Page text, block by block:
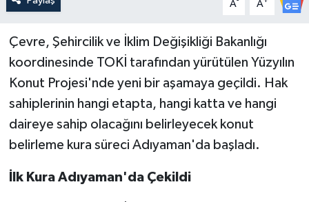
A A
Çevre, Şehircilik ve İklim Değişikliği Bakanlığı
koordinesinde TOKİ tarafından yürütülen Yüzyılın
Konut Projesi'nde yeni bir aşamaya geçildi. Hak
sahiplerinin hangi etapta, hangi katta ve hangi
daireye sahip olacağını belirleyecek konut
belirleme kura süreci Adıyaman'da başladı.
İlk Kura Adıyaman'da Çekildi